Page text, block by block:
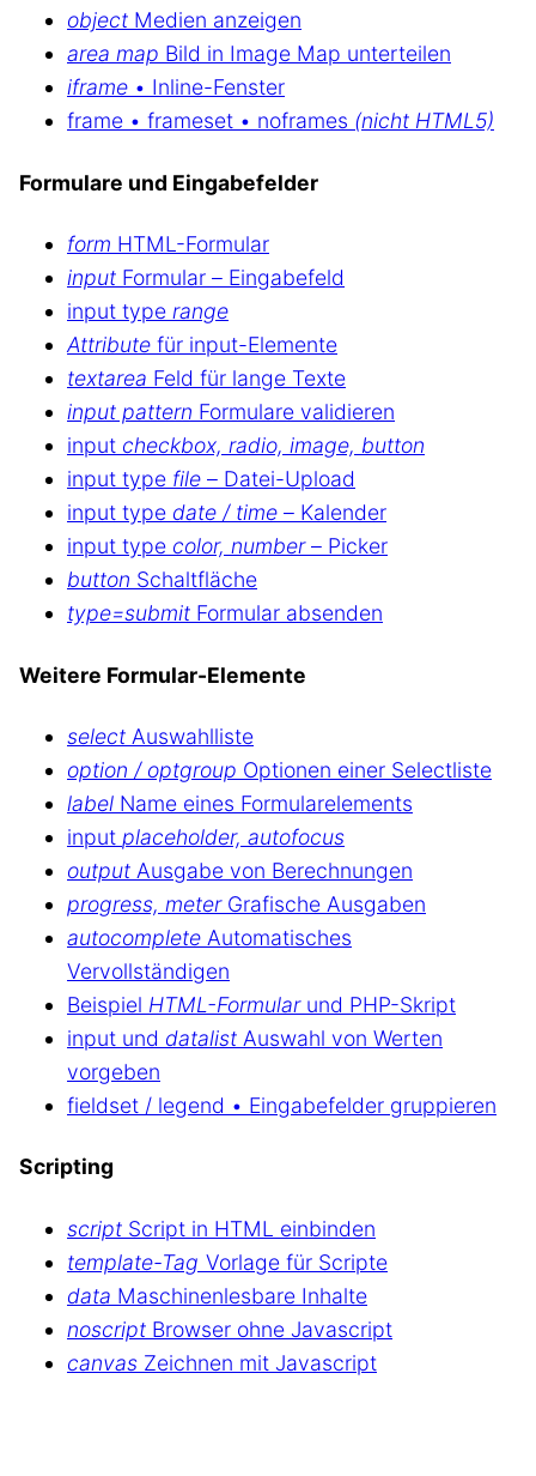
object Medien anzeigen
area map Bild in Image Map unterteilen
iframe • Inline-Fenster
frame • frameset • noframes (nicht HTML5)
Formulare und Eingabefelder
form HTML-Formular
input Formular – Eingabefeld
input type range
Attribute für input-Elemente
textarea Feld für lange Texte
input pattern Formulare validieren
input checkbox, radio, image, button
input type file – Datei-Upload
input type date / time – Kalender
input type color, number– Picker
button Schaltfläche
type=submit Formular absenden
Weitere Formular-Elemente
select Auswahlliste
option / optgroup Optionen einer Selectliste
label Name eines Formularelements
input placeholder, autofocus
output Ausgabe von Berechnungen
progress, meterGrafische Ausgaben
autocomplete Automatisches
Vervollständigen
Beispiel HTML-Formularund PHP-Skript
input und datalist Auswahl von Werten
vorgeben
fieldset / legend • Eingabefelder gruppieren
Scripting
script Script in HTML einbinden
template-Tag Vorlage für Scripte
data Maschinenlesbare Inhalte
noscript Browser ohne Javascript
canvas Zeichnen mit Javascript